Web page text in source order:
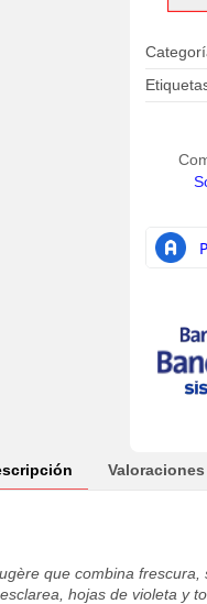
EDP
Hombre
cantidad
Valoraciones
que combina
hojas de violeta y